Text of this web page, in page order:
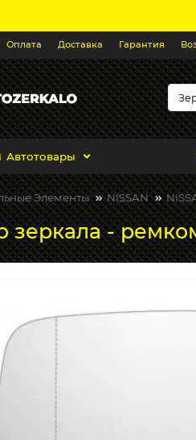
Оплата Доставка Гарантия
Автотовары
Элементы NISSAN
зеркала -